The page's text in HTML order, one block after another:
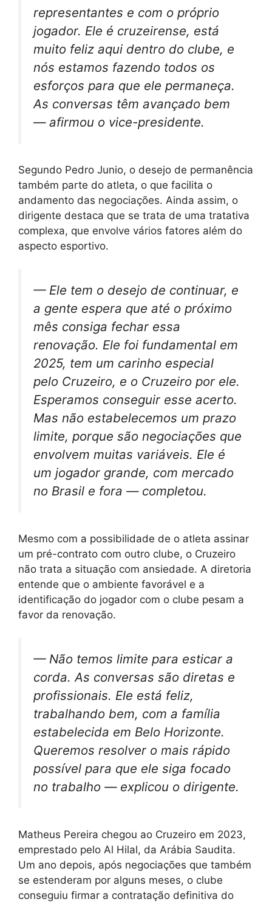
representantes e com o próprio
jogador. Ele é cruzeirense, está
muito feliz aqui dentro do clube, e
nós estamos fazendo todos os
esforços para que ele permaneça.
As conversas têm avançado bem
— afirmou o vice-presidente.
Segundo Pedro Junio, o desejo de permanência
também parte do atleta, o que facilita o
andamento das negociações. Ainda assim, o
dirigente destaca que se trata de uma tratativa
complexa, que envolve vários fatores além do
aspecto esportivo.
— Ele tem o desejo de continuar, e
a gente espera que até o próximo
mês consiga fechar essa
renovação. Ele foi fundamental em
2025, tem um carinho especial
pelo Cruzeiro, e o Cruzeiro por ele.
Esperamos conseguir esse acerto.
Mas não estabelecemos um prazo
limite, porque são negociações que
envolvem muitas variáveis. Ele é
um jogador grande, com mercado
no Brasil e fora — completou.
Mesmo com a possibilidade de o atleta assinar
um pré-contrato com outro clube, o Cruzeiro
não trata a situação com ansiedade. A diretoria
entende que o ambiente favorável e a
identificação do jogador com o clube pesam a
favor da renovação.
— Não temos limite para esticar a
corda. As conversas são diretas e
profissionais. Ele está feliz,
trabalhando bem, com a família
estabelecida em Belo Horizonte.
Queremos resolver o mais rápido
possível para que ele siga focado
no trabalho — explicou o dirigente.
Matheus Pereira chegou ao Cruzeiro em 2023,
emprestado pelo Al Hilal, da Arábia Saudita.
Um ano depois, após negociações que também
se estenderam por alguns meses, o clube
conseguiu firmar a contratação definitiva do